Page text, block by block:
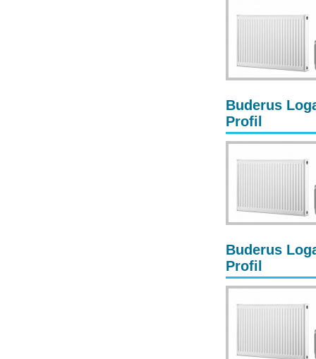
Buderus
Profil
Buderus
Profil